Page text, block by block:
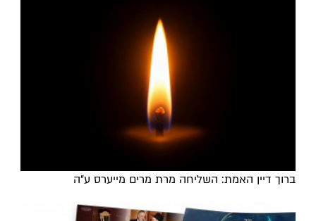
ברוך דיין האמת: השליחה מרת מרים מייערס ע"ה